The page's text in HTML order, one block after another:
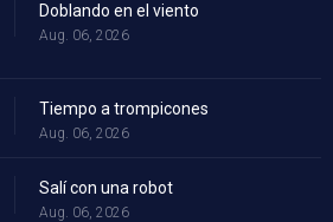
Doblando en el viento
Aug. 06, 2026
Tiempo a trompicones
Aug. 06, 2026
Salí con una robot
Aug. 06, 2026